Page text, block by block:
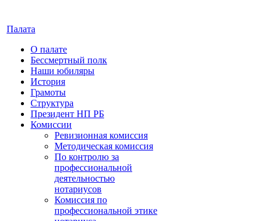
Палата
О палате
Бессмертный полк
Наши юбиляры
История
Грамоты
Структура
Президент НП РБ
Комиссии
Ревизионная комиссия
Методическая комиссия
По контролю за
профессиональной
деятельностью
нотариусов
Комиссия по
профессиональной этике